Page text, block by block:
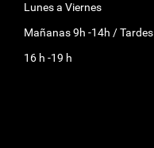
Lunes a Viernes
Mañanas 9h -14h / Tardes
16 h -19 h